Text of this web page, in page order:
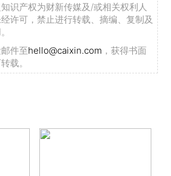
识产权为财新传媒及/或相关权利人
许可，禁止进行转载、摘编、复制及
件至hello@caixin.com ，获得书面
载。